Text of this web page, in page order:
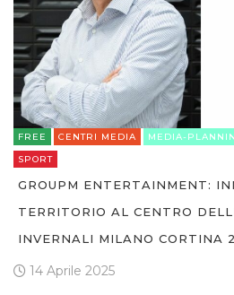
FREE CENTRI MEDIA MEDIA-
SPORT
GROUPM ENTERTAINMENT:
TERRITORIO AL CENTRO
INVERNALI MILANO CORTINA
14 Aprile 2025